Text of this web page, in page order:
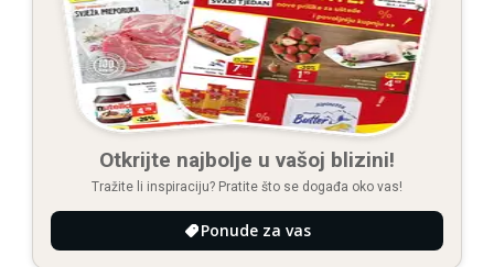
Otkrijte najbolje u vašoj blizini!
Tražite li inspiraciju? Pratite što se događa oko vas!
Ponude za vas